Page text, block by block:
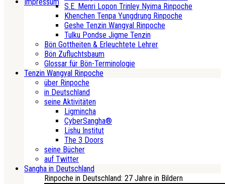
S.E. Menri Lopon Trinley Nyima Rinpoche
Khenchen Tenpa Yungdrung Rinpoche
Geshe Tenzin Wangyal Rinpoche
Tulku Pondse Jigme Tenzin
Bön Gottheiten & Erleuchtete Lehrer
Bön Zufluchtsbaum
Glossar für Bön-Terminologie
Tenzin Wangyal Rinpoche
über Rinpoche
in Deutschland
seine Aktivitäten
Ligmincha
CyberSangha®
Lishu Institut
The 3 Doors
seine Bücher
auf Twitter
Sangha in Deutschland
Rinpoche in Deutschland: 27 Jahre in Bildern